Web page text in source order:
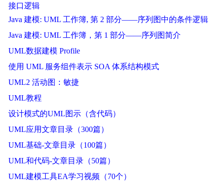
接口逻辑
Java 建模: UML 工作簿, 第 2 部分――序列图中的条件逻辑
Java 建模: UML 工作簿，第 1 部分――序列图简介
UML数据建模 Profile
使用 UML 服务组件表示 SOA 体系结构模式
UML2 活动图：敏捷
UML教程
设计模式的UML图示（含代码）
UML应用文章目录（300篇）
UML基础-文章目录（100篇）
UML和代码-文章目录（50篇）
UML建模工具EA学习视频（70个）